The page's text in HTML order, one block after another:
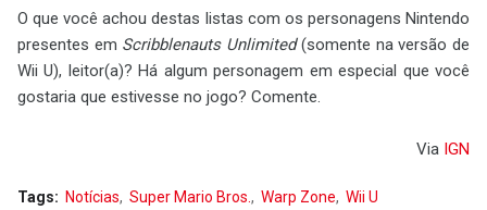
O que você achou destas listas com os personagens Nintendo
presentes em Scribblenauts Unlimited(somente na versão de
Wii U), leitor(a)? Há algum personagem em especial que você
gostaria que estivesse no jogo? Comente.
Via IGN
Tags: Notícias Super Mario Bros. Warp Zone Wii U